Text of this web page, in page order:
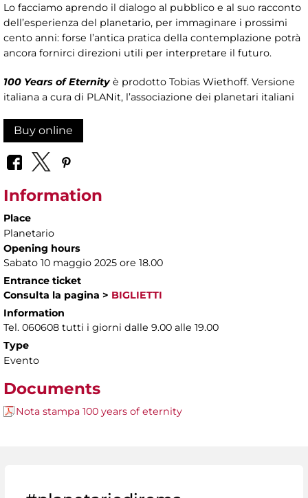
Lo facciamo aprendo il dialogo al pubblico e al suo racconto
dell’esperienza del planetario, per immaginare i prossimi
cento anni: forse l’antica pratica della contemplazione potrà
ancora fornirci direzioni utili per interpretare il futuro.
100 Years of Eternityè prodotto Tobias Wiethoff. Versione
italiana a cura di PLANit, l’associazione dei planetari italiani
Buy online
Information
Place
Planetario
Opening hours
Sabato 10 maggio 2025 ore 18.00
Entrance ticket
Consulta la pagina > BIGLIETTI
Information
Tel. 060608 tutti i giorni dalle 9.00 alle 19.00
Type
Evento
Documents
Nota stampa 100 years of eternity